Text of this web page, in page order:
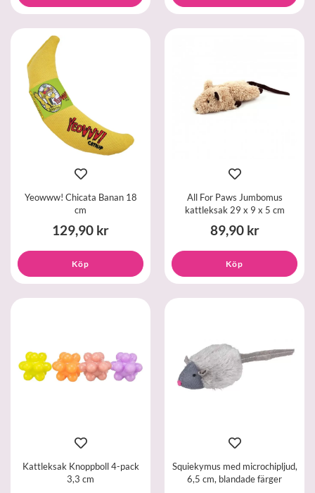
Yeowww! Chicata Banan 18
cm
129,90 kr
Köp
All For Paws Jumbomus
kattleksak 29 x 9 x 5 cm
89,90 kr
Köp
Kattleksak Knoppboll 4-pack
3,3 cm
Squiekymus med microchipljud,
6,5 cm, blandade färger